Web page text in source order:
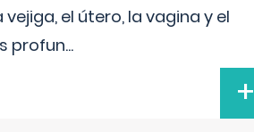
el útero, la vagina y el
profun...
+